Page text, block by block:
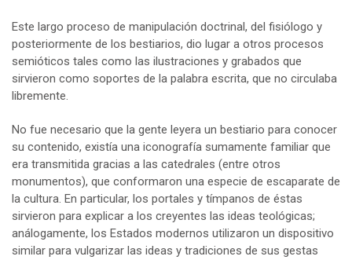
Este largo proceso de manipulación doctrinal, del fisiólogo y
posteriormente de los bestiarios, dio lugar a otros procesos
semióticos tales como las ilustraciones y grabados que
sirvieron como soportes de la palabra escrita, que no circulaba
libremente.
No fue necesario que la gente leyera un bestiario para conocer
su contenido, existía una iconografía sumamente familiar que
era transmitida gracias a las catedrales (entre otros
monumentos), que conformaron una especie de escaparate de
la cultura. En particular, los portales y tímpanos de éstas
sirvieron para explicar a los creyentes las ideas teológicas;
análogamente, los Estados modernos utilizaron un dispositivo
similar para vulgarizar las ideas y tradiciones de sus gestas